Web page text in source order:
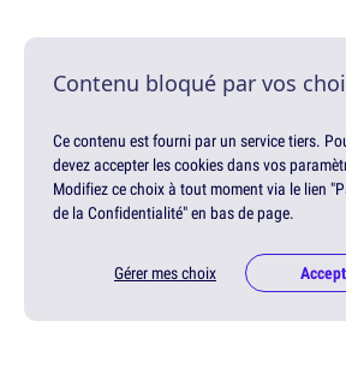
Contenu bloqué par vos
Ce contenu est fourni par un service tiers.
devez accepter les cookies dans vos
Modifiez ce choix à tout moment via le lien
de la Confidentialité" en bas de page.
Gérer mes choix